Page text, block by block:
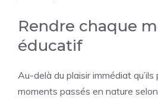
Rendre chaque
éducatif
Au-delà du plaisir immédiat qu’ils
moments passés en nature